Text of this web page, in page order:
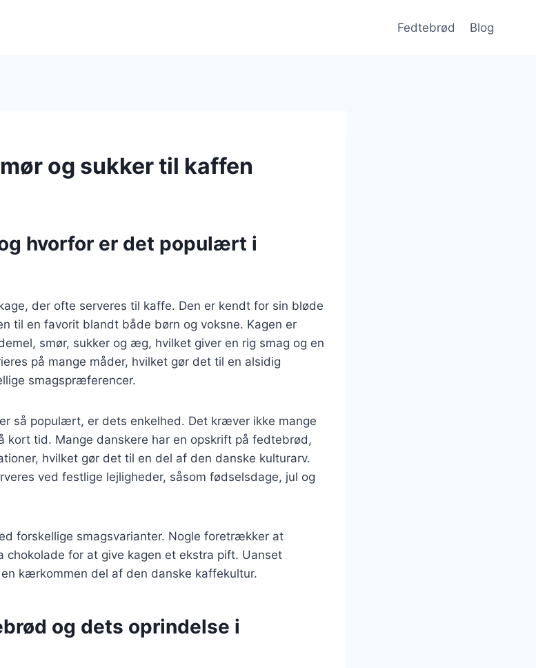
Fedtebrød Blog
og sukker til kaffen
hvorfor er det populært i
der ofte serveres til kaffe. Den er kendt for sin bløde
til en favorit blandt både børn og voksne. Kagen er
smør, sukker og æg, hvilket giver en rig smag og en
på mange måder, hvilket gør det til en alsidig
smagspræferencer.
så populært, er dets enkelhed. Det kræver ikke mange
kort tid. Mange danskere har en opskrift på fedtebrød,
hvilket gør det til en del af den danske kulturarv.
ved festlige lejligheder, såsom fødselsdage, jul og
forskellige smagsvarianter. Nogle foretrækker at
for at give kagen et ekstra pift. Uanset
kærkommen del af den danske kaffekultur.
og dets oprindelse i